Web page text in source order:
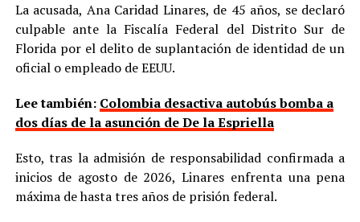
La acusada, Ana Caridad Linares, de 45 años, se declaró
culpable ante la Fiscalía Federal del Distrito Sur de
Florida por el delito de suplantación de identidad de un
oficial o empleado de EEUU.
Lee también: Colombia desactiva autobús bomba a
dos días de la asunción de De la Espriella
Esto, tras la admisión de responsabilidad confirmada a
inicios de agosto de 2026, Linares enfrenta una pena
máxima de hasta tres años de prisión federal.